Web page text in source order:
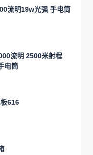
流明19w光强 手电筒
流明 2500米射程
电筒
616